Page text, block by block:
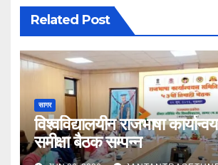
Related Post
सागर
विश्वविद्यालयीन राजभाषा
समीक्षा बैठक सम्पन्न